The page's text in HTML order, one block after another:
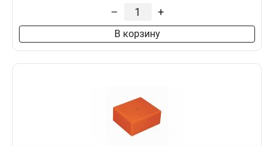
– +
В корзину